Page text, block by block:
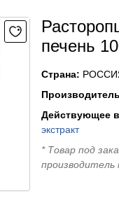
печень
Страна:
Производитель
Действующее
экстракт
* Товар под
производитель